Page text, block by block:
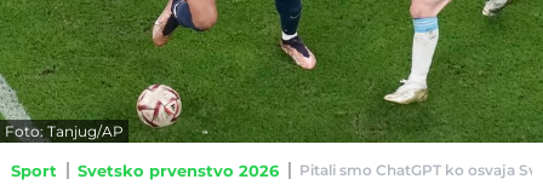
Foto: Tanjug/AP
Sport Svetsko prvenstvo 2026 Pitali smo ChatGPT ko osvaja